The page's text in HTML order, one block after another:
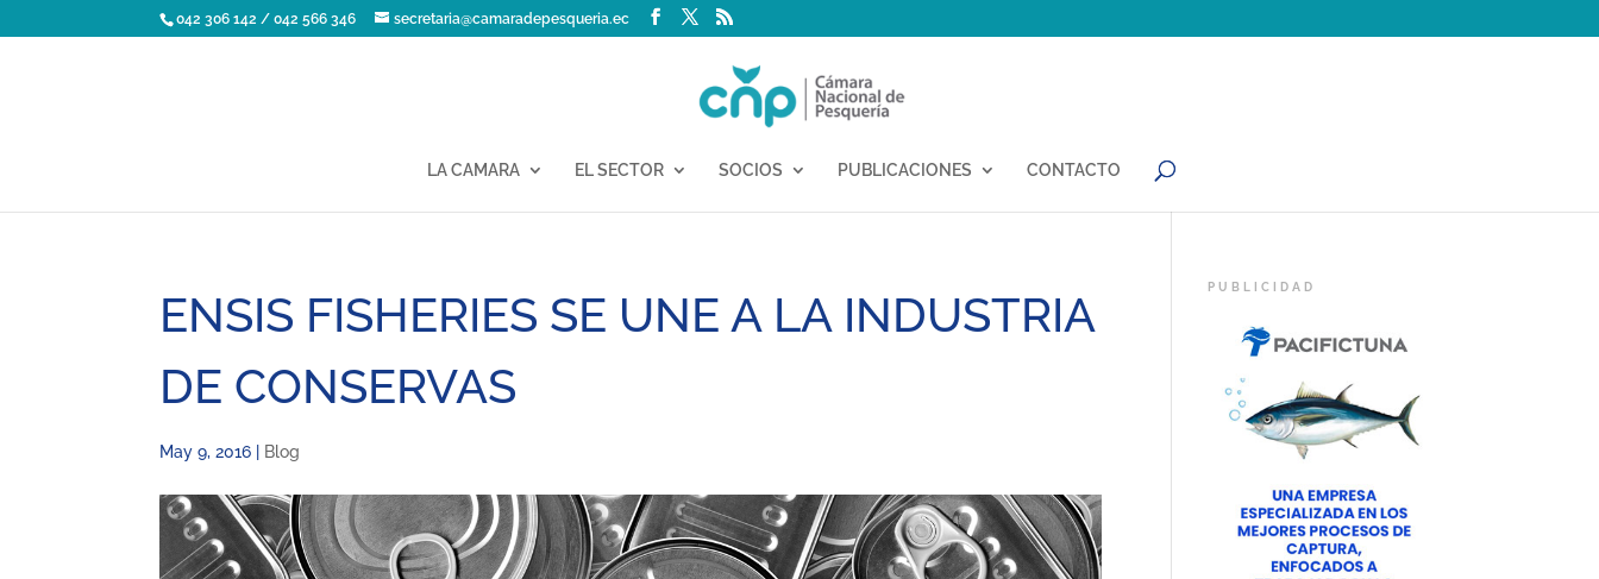
042 306 142 / 042 566 346 secretaria@camaradepesqueria.ec
LA CAMARA EL SECTOR SOCIOS PUBLICACIONES CONTACTO
ENSIS FISHERIES SE UNE A LA INDUSTRIA
DE CONSERVAS
May 9, 2016 Blog